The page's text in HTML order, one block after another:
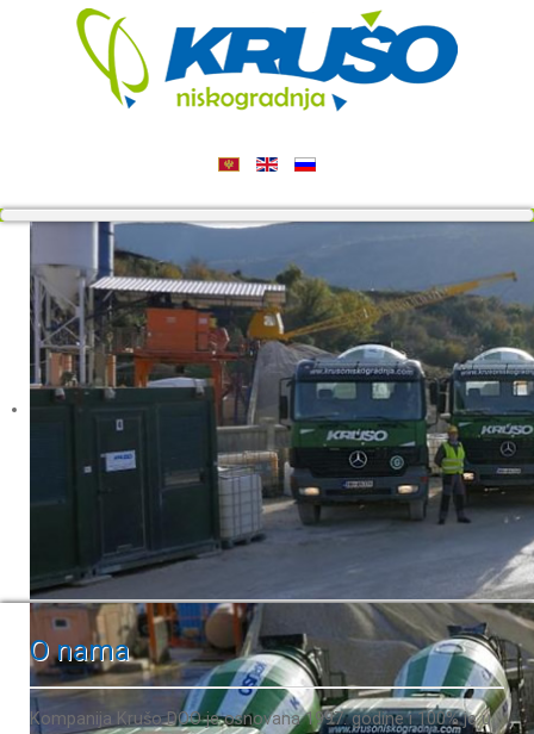
O nama
Kompanija Krušo DOO je osnovana 1997. godine i 100% je u